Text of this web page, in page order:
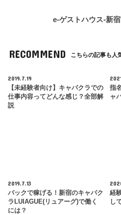
e-ゲストハウス-新
RECOMMEND こちらの記事も人
2019.7.19
【未経験者向け】キャバクラでの
仕事内容ってどんな感じ？全部解
説
指
ャ
2019.7.13
バックで稼げる！新宿のキャバク
ラLUIAGUE(リュアーグ)で働く
には？
経
し